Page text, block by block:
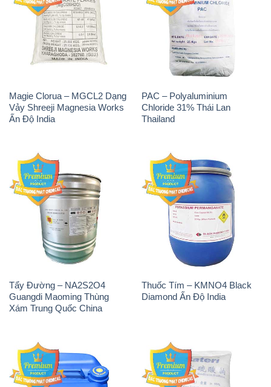
Magie Clorua – MGCL2 Dạng
Vảy Shreeji Magnesia Works
Ấn Độ India
PAC – Polyaluminium
Chloride 31% Thái Lan
Thailand
Tẩy Đường – NA2S2O4
Guangdi Maoming Thùng
Xám Trung Quốc China
Thuốc Tím – KMNO4 Black
Diamond Ấn Độ India